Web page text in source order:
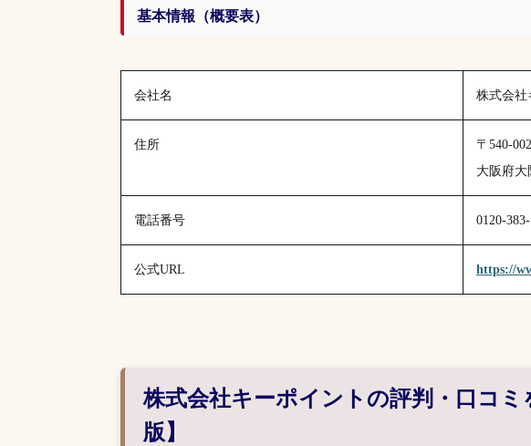
基本情報（概要表）
会社名 株式会社
住所
〒540-
大阪府大
電話番号 0120-
公式URL https://
株式会社キーポイントの評判・口コミ
版】